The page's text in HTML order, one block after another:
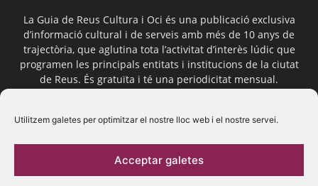
Utilitzem galetes per optimitzar el nostre lloc web i el nostre servei.
Acceptar galetes
La Guia de Reus Cultura i Oci és una publicació exclusiva
d’informació cultural i de serveis amb més de 10 anys de
trajectòria, que aglutina tota l’activitat d’interès lúdic que
programen les principals entitats i institucions de la ciutat
de Reus. És gratuïta i té una periodicitat mensual.
Segueix-nos